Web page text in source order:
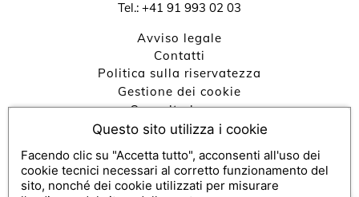
Tel.: +41 91 993 02 03
Avviso legale
contatti
Politica sulla riservatezza
Gestione dei cookie
Consulta buono
Impegni RSI
Console SecretBox ®, editore della soluzione per voucher e
Questo sito utilizza i cookie
Facendo clic su "Accetta tutto", acconsenti all'uso dei
cookie tecnici necessari al corretto funzionamento del
sito, nonché dei cookie utilizzati per misurare